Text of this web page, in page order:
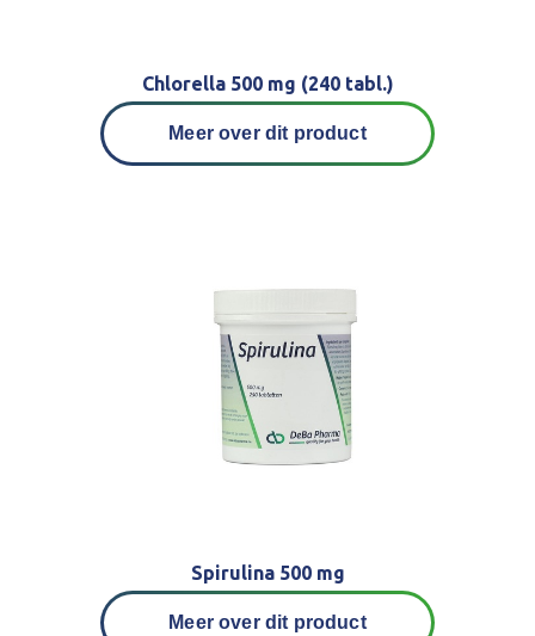
Chlorella 500 mg (240 tabl.)
Meer over dit product
Spirulina 500 mg
Meer over dit product